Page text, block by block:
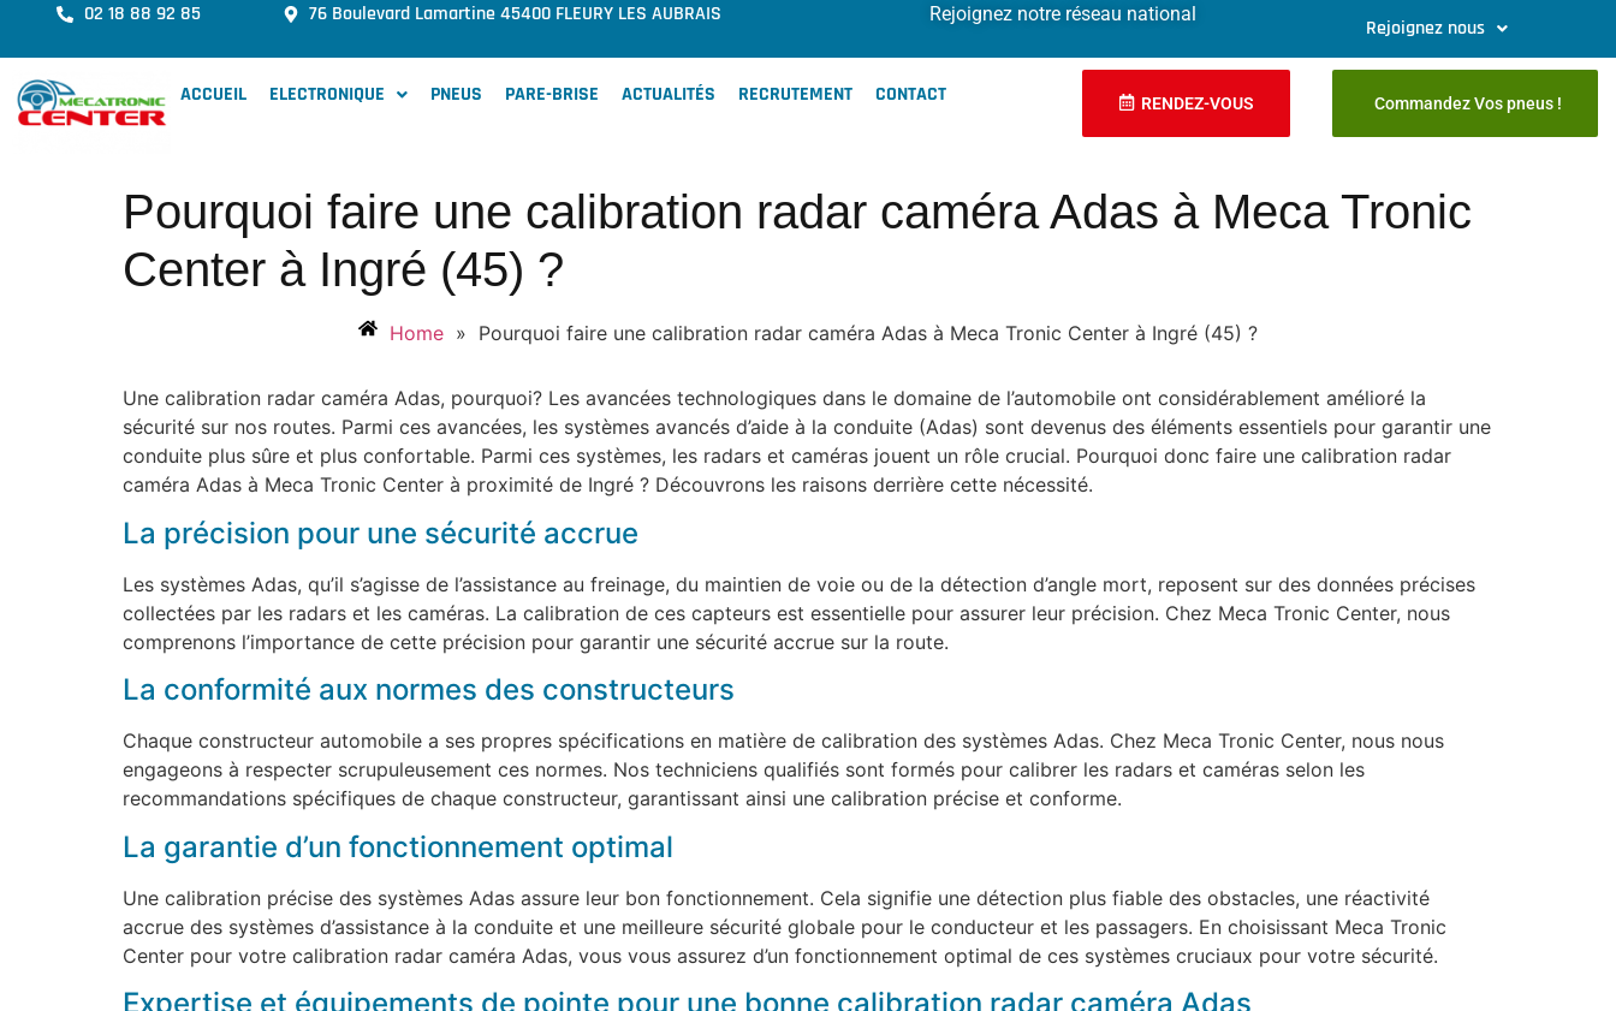
02 18 88 92 85 76 Boulevard Lamartine 45400 FLEURY LES AUBRAIS Rejoignez notre réseau national
Rejoignez nous
ACCUEIL ELECTRONIQUE PNEUS PARE-BRISE ACTUALITÉS RECRUTEMENT CONTACT RENDEZ-VOUS Commandez Vos pneus !
Pourquoi faire une calibration radar caméra Adas à Meca Tronic
Center à Ingré (45) ?
Home » Pourquoi faire une calibration radar caméra Adas à Meca Tronic Center à Ingré (45) ?
Une calibration radar caméra Adas, pourquoi? Les avancées technologiques dans le domaine de l’automobile ont considérablement amélioré la
sécurité sur nos routes. Parmi ces avancées, les systèmes avancés d’aide à la conduite (Adas) sont devenus des éléments essentiels pour garantir une
conduite plus sûre et plus confortable. Parmi ces systèmes, les radars et caméras jouent un rôle crucial. Pourquoi donc faire une calibration radar
caméra Adas à Meca Tronic Center à proximité de Ingré ? Découvrons les raisons derrière cette nécessité.
La précision pour une sécurité accrue
Les systèmes Adas, qu’il s’agisse de l’assistance au freinage, du maintien de voie ou de la détection d’angle mort, reposent sur des données précises
collectées par les radars et les caméras. La calibration de ces capteurs est essentielle pour assurer leur précision. Chez Meca Tronic Center, nous
comprenons l’importance de cette précision pour garantir une sécurité accrue sur la route.
La conformité aux normes des constructeurs
Chaque constructeur automobile a ses propres spécifications en matière de calibration des systèmes Adas. Chez Meca Tronic Center, nous nous
engageons à respecter scrupuleusement ces normes. Nos techniciens qualifiés sont formés pour calibrer les radars et caméras selon les
recommandations spécifiques de chaque constructeur, garantissant ainsi une calibration précise et conforme.
La garantie d’un fonctionnement optimal
Une calibration précise des systèmes Adas assure leur bon fonctionnement. Cela signifie une détection plus fiable des obstacles, une réactivité
accrue des systèmes d’assistance à la conduite et une meilleure sécurité globale pour le conducteur et les passagers. En choisissant Meca Tronic
Center pour votre calibration radar caméra Adas, vous vous assurez d’un fonctionnement optimal de ces systèmes cruciaux pour votre sécurité.
Expertise et équipements de pointe pour une bonne calibration radar caméra Adas